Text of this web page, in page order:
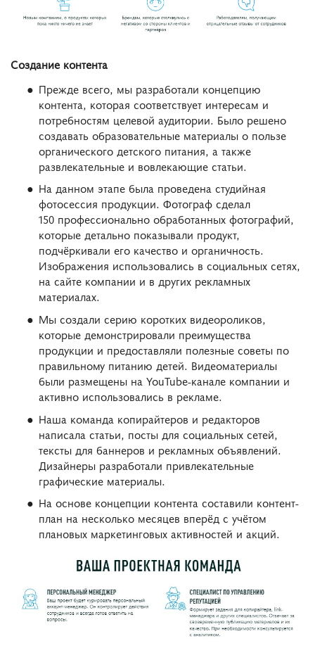
Создание контента
Прежде всего, мы разработали концепцию
контента, которая соответствует интересам и
потребностям целевой аудитории. Было решено
создавать образовательные материалы о пользе
органического детского питания, а также
развлекательные и вовлекающие статьи.
На данном этапе была проведена студийная
фотосессия продукции. Фотограф сделал
150 профессионально обработанных фотографий,
которые детально показывали продукт,
подчёркивали его качество и органичность.
Изображения использовались в социальных сетях,
на сайте компании и в других рекламных
материалах.
Мы создали серию коротких видеороликов,
которые демонстрировали преимущества
продукции и предоставляли полезные советы по
правильному питанию детей. Видеоматериалы
были размещены на YouTube-канале компании и
активно использовались в рекламе.
Наша команда копирайтеров и редакторов
написала статьи, посты для социальных сетей,
тексты для баннеров и рекламных объявлений.
Дизайнеры разработали привлекательные
графические материалы.
На основе концепции контента составили контент-
план на несколько месяцев вперёд с учётом
плановых маркетинговых активностей и акций.